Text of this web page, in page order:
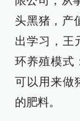
头黑猪，产
出学习，王
环养殖模式
可以用来做
的肥料。